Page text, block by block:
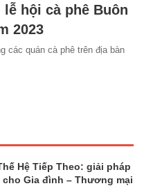
hội cà phê Buôn
2023
các quán cà phê trên địa bàn
Hệ Tiếp Theo: giải pháp
cho Gia đình – Thương mại